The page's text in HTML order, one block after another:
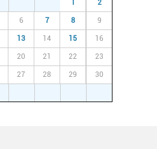
1 2
6 7 8 9
13 14 15 16
20 21 22 23
27 28 29 30